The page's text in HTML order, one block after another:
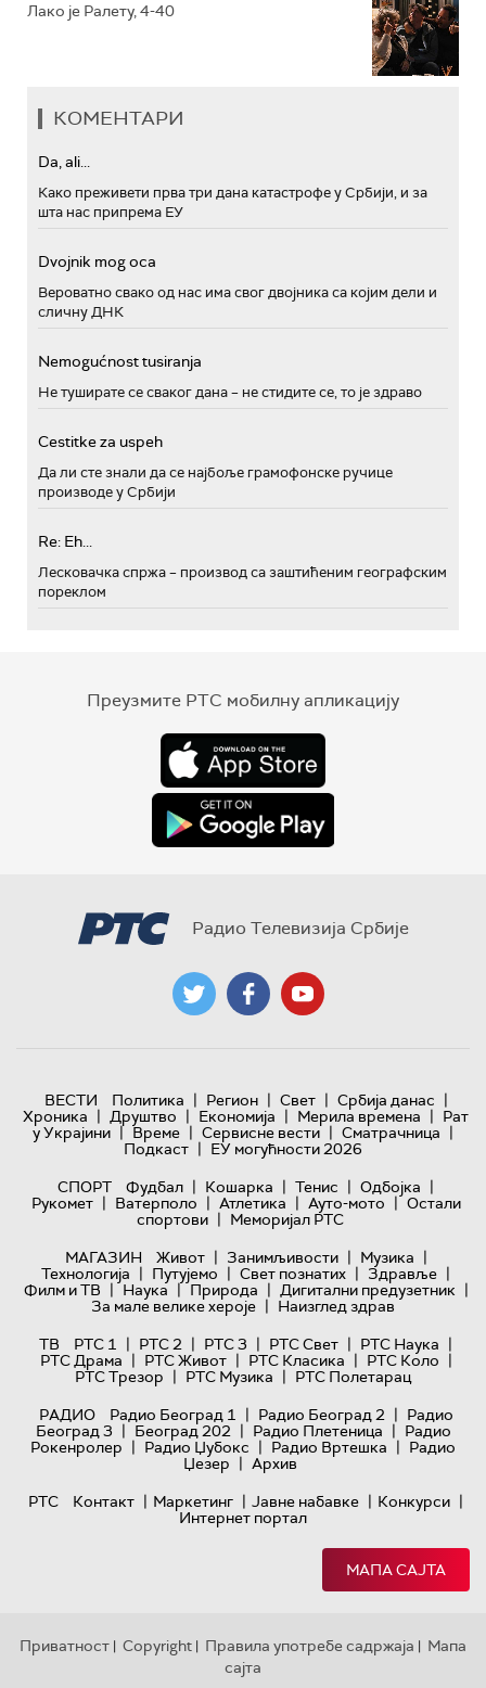
Лако је Ралету, 4-40
КОМЕНТАРИ
Da, ali...
Како преживети прва три дана катастрофе у Србији, и за
шта нас припрема ЕУ
Dvojnik mog oca
Вероватно свако од нас има свог двојника са којим дели и
сличну ДНК
Nemogućnost tusiranja
Не туширате се сваког дана – не стидите се, то је здраво
Cestitke za uspeh
Да ли сте знали да се најбоље грамофонске ручице
производе у Србији
Re: Eh...
Лесковачка спржа – производ са заштићеним географским
пореклом
Преузмите РТС мобилну апликацију
Радио Телевизија Србије
ВЕСТИ Политика | Регион | Свет | Србија данас |
Хроника | Друштво | Економија | Мерила времена | Рат
у Украјини | Време | Сервисне вести | Сматрачница |
Подкаст | ЕУ могућности 2026
СПОРТ
Фудбал | Кошарка | Тенис | Одбојка |
Рукомет | Ватерполо | Атлетика | Ауто-мото | Остали
спортови | Меморијал РТС
МАГАЗИН
Живот | Занимљивости | Музика |
Технологијa | Путујемо | Свет познатих | Здравље |
Филм и ТВ | Наука | Природа | Дигитални предузетник |
За мале велике хероје | Наизглед здрав
ТВ
РТС 1 | РТС 2 | РТС 3 | РТС Свет | РТС Наука |
РТС Драма | РТС Живот | РТС Класика | РТС Коло |
РТС Трезор | РТС Музика | РТС Полетарац
РАДИО
Радио Београд 1 | Радио Београд 2 | Радио
Београд 3 | Београд 202 | Радио Плетеница | Радио
Рокенролер | Радио Џубокс | Радио Вртешка | Радио
Џезер | Архив
РТС
Контакт | Маркетинг | Јавне набавке | Конкурси |
Интернет портал
МАПА САЈТА
Приватност | Copyright | Правила употребе садржаја | Мапа
сајта